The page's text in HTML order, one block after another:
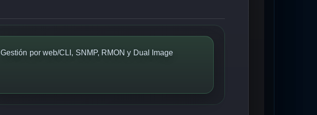
Gestión por web/CLI, SNMP, RMON y Dual Image